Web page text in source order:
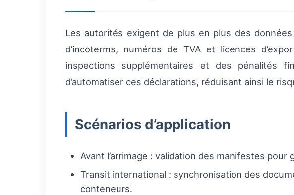
Les autorités exigent de plus en plus des
d’incoterms, numéros de TVA et licences
inspections supplémentaires et des pénalités
d’automatiser ces déclarations, réduisant ainsi le
Scénarios d’application
Avant l’arrimage : validation des manifestes
Transit international : synchronisation des
conteneurs.